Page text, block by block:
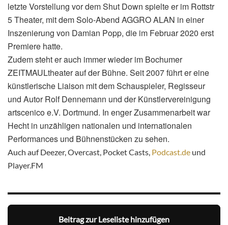
letzte Vorstellung vor dem Shut Down spielte er im Rottstr
5 Theater, mit dem Solo-Abend AGGRO ALAN in einer
Inszenierung von Damian Popp, die im Februar 2020 erst
Premiere hatte.
Zudem steht er auch immer wieder im Bochumer
ZEITMAULtheater auf der Bühne. Seit 2007 führt er eine
künstlerische Liaison mit dem Schauspieler, Regisseur
und Autor Rolf Dennemann und der Künstlervereinigung
artscenico e.V. Dortmund. In enger Zusammenarbeit war
Hecht in unzähligen nationalen und internationalen
Performances und Bühnenstücken zu sehen.
Auch auf Deezer, Overcast, Pocket Casts, Podcast.de und
Player.FM
Beitrag zur Leseliste hinzufügen